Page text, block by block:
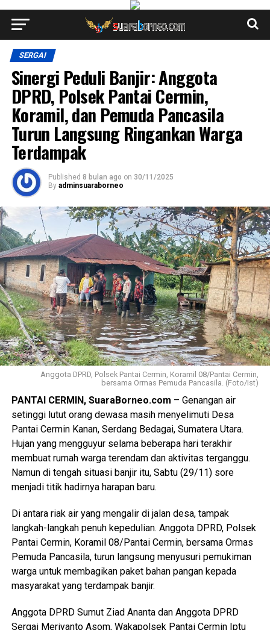
SERGAI
Sinergi Peduli Banjir: Anggota
DPRD, Polsek Pantai Cermin,
Koramil, dan Pemuda Pancasila
Turun Langsung Ringankan Warga
Terdampak
Published 8 bulan ago on 30/11/2025
By adminsuaraborneo
Anggota DPRD, Polsek Pantai Cermin, Koramil 08/Pantai Cermin,
bersama Ormas Pemuda Pancasila. (Foto/Ist)
PANTAI CERMIN, SuaraBorneo.com – Genangan air
setinggi lutut orang dewasa masih menyelimuti Desa
Pantai Cermin Kanan, Serdang Bedagai, Sumatera Utara.
Hujan yang mengguyur selama beberapa hari terakhir
membuat rumah warga terendam dan aktivitas terganggu.
Namun di tengah situasi banjir itu, Sabtu (29/11) sore
menjadi titik hadirnya harapan baru.
Di antara riak air yang mengalir di jalan desa, tampak
langkah-langkah penuh kepedulian. Anggota DPRD, Polsek
Pantai Cermin, Koramil 08/Pantai Cermin, bersama Ormas
Pemuda Pancasila, turun langsung menyusuri pemukiman
warga untuk membagikan paket bahan pangan kepada
masyarakat yang terdampak banjir.
Anggota DPRD Sumut Ziad Ananta dan Anggota DPRD
Sergai Meriyanto Asom, Wakapolsek Pantai Cermin Iptu